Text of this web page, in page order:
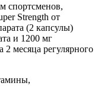
спортсменов,
Strength от
(2 капсулы)
и 1200 мг
месяца регулярного